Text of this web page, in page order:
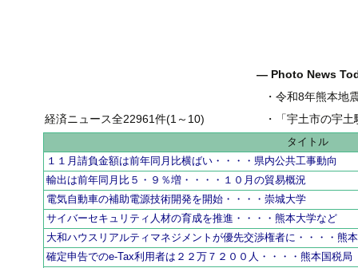
― Photo News
・令和8年熊本地
・
「宇土市の宇土駅前
経済ニュース全22961件(1～10)
タイトル
１１月請負金額は前年同月比横ばい・・・・県内公共工事動向
輸出は前年同月比５・９％増・・・・１０月の貿易概況
電気自動車の補助電源技術開発を開始・・・・崇城大学
サイバーセキュリティ人材の育成を推進・・・・熊本大学など
大和ハウスリアルティマネジメントが優先交渉権者に・・・・熊
確定申告でのe-Tax利用者は２２万７２００人・・・・熊本国税局